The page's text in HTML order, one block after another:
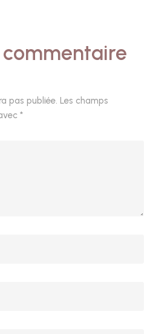
commentaire
pas publiée. Les champs
*